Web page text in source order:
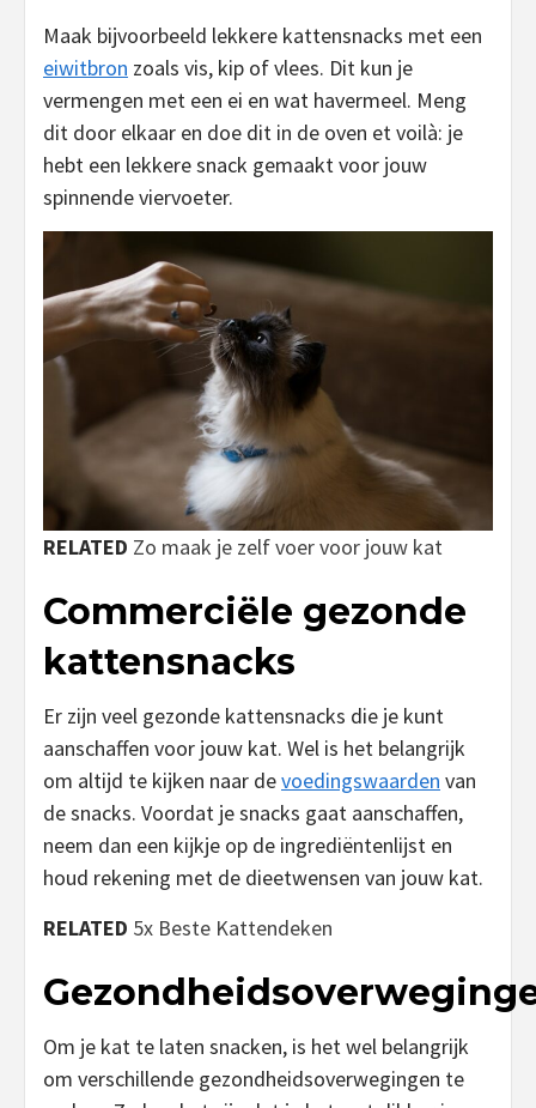
Maak bijvoorbeeld lekkere kattensnacks met een
eiwitbron zoals vis, kip of vlees. Dit kun je
vermengen met een ei en wat havermeel. Meng
dit door elkaar en doe dit in de oven et voilà: je
hebt een lekkere snack gemaakt voor jouw
spinnende viervoeter.
RELATED Zo maak je zelf voer voor jouw kat
Commerciële gezonde
kattensnacks
Er zijn veel gezonde kattensnacks die je kunt
aanschaffen voor jouw kat. Wel is het belangrijk
om altijd te kijken naar devoedingswaarden van
de snacks. Voordat je snacks gaat aanschaffen,
neem dan een kijkje op de ingrediëntenlijst en
houd rekening met de dieetwensen van jouw kat.
RELATED 5x Beste Kattendeken
Om je kat te laten snacken, is het wel belangrijk
om verschillende gezondheidsoverwegingen te